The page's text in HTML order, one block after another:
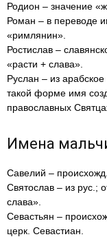
Родион – значение
Роман – в переводе
«римлянин».
Ростислав –
«расти + слава».
Руслан – из
такой форме имя
православных
Имена
Савелий –
Святослав – из рус.;
слава».
Севастьян –
церк. Севастиан.